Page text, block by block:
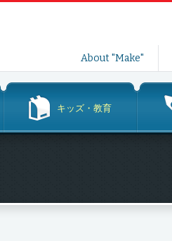
テ
ツ
へ
About "Make"
キッズ・教育